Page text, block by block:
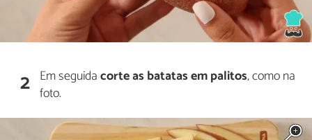
2 Em seguidacorte as batatas em palitos, como na
foto.